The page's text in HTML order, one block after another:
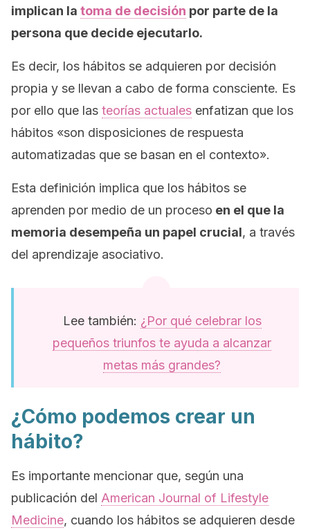
implican la toma de decisión por parte de la
persona que decide ejecutarlo.
Es decir, los hábitos se adquieren por decisión
propia y se llevan a cabo de forma consciente. Es
por ello que las teorías actuales enfatizan que los
hábitos «son disposiciones de respuesta
automatizadas que se basan en el contexto».
Esta definición implica que los hábitos se
aprenden por medio de un proceso en el que la
memoria desempeña un papel crucial, a través
del aprendizaje asociativo.
Lee también: ¿Por qué celebrar los
pequeños triunfos te ayuda a alcanzar
metas más grandes?
¿Cómo podemos crear un
hábito?
Es importante mencionar que, según una
publicación del American Journal of Lifestyle
Medicine, cuando los hábitos se adquieren desde